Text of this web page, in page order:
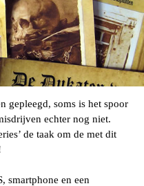
gepleegd, soms is het spoor
echter nog niet.
de taak om de met dit
smartphone en een